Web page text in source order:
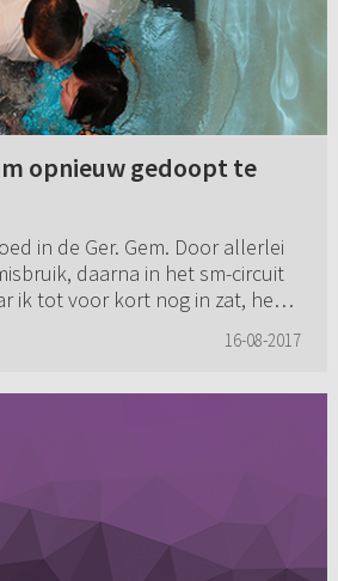
opnieuw gedoopt te
in de Ger. Gem. Door allerlei
daarna in het sm-circuit
ik tot voor kort nog in zat, heel
16-08-2017